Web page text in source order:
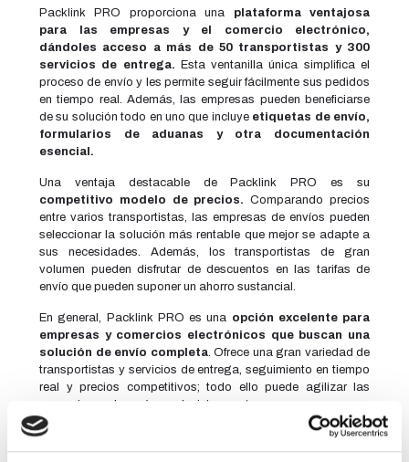
Packlink PRO proporciona una plataforma ventajosa
para las empresas y el comercio electrónico,
dándoles acceso a más de 50 transportistas y 300
servicios de entrega. Esta ventanilla única simplifica el
proceso de envío y les permite seguir fácilmente sus pedidos
en tiempo real. Además, las empresas pueden beneficiarse
de su solución todo en uno que incluye etiquetas de envío,
formularios de aduanas y otra documentación
esencial.
Una ventaja destacable de Packlink PRO es su
competitivo modelo de precios. Comparando precios
entre varios transportistas, las empresas de envíos pueden
seleccionar la solución más rentable que mejor se adapte a
sus necesidades. Además, los transportistas de gran
volumen pueden disfrutar de descuentos en las tarifas de
envío que pueden suponer un ahorro sustancial.
En general, Packlink PRO es una opción excelente para
empresas y comercios electrónicos que buscan una
solución de envío completa. Ofrece una gran variedad de
transportistas y servicios de entrega, seguimiento en tiempo
real y precios competitivos; todo ello puede agilizar las
operaciones de envío y reducir los costes.